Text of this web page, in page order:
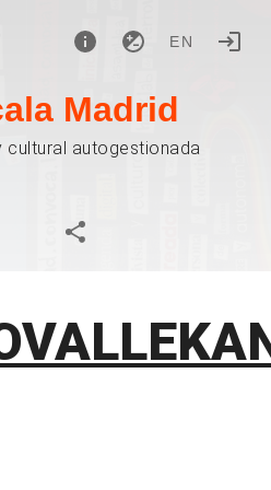
EN
Madrid
cultural autogestionada